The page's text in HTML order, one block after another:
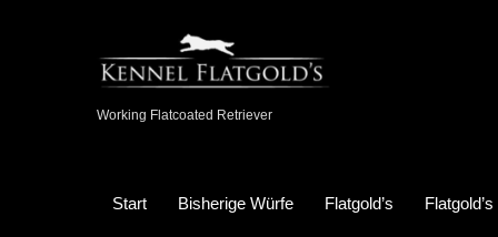
Working Flatcoated Retriever
Start Bisherige Würfe Flatgold’s